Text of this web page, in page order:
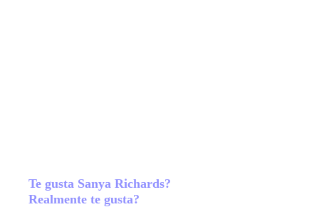
Te gusta Sanya Richards?
Realmente te gusta?